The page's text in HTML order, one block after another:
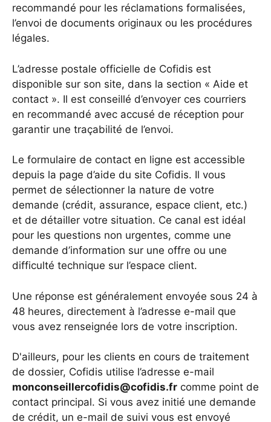
recommandé pour les réclamations formalisées,
l’envoi de documents originaux ou les procédures
légales.
L’adresse postale officielle de Cofidis est
disponible sur son site, dans la section « Aide et
contact ». Il est conseillé d’envoyer ces courriers
en recommandé avec accusé de réception pour
garantir une traçabilité de l’envoi.
Le formulaire de contact en ligne est accessible
depuis la page d’aide du site Cofidis. Il vous
permet de sélectionner la nature de votre
demande (crédit, assurance, espace client, etc.)
et de détailler votre situation. Ce canal est idéal
pour les questions non urgentes, comme une
demande d’information sur une offre ou une
difficulté technique sur l’espace client.
Une réponse est généralement envoyée sous 24 à
48 heures, directement à l’adresse e-mail que
vous avez renseignée lors de votre inscription.
D'ailleurs, pour les clients en cours de traitement
de dossier, Cofidis utilise l’adresse e-mail
monconseillercofidis@cofidis.fr comme point de
contact principal. Si vous avez initié une demande
de crédit, un e-mail de suivi vous est envoyé